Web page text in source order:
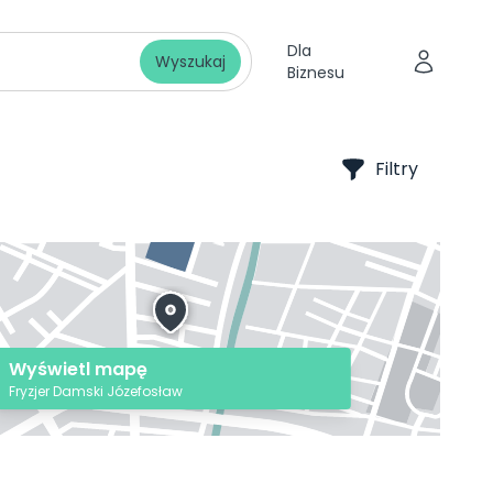
Wyszukaj
Dla
Biznesu
Filtry
Wyświetl mapę
Fryzjer Damski Józefosław